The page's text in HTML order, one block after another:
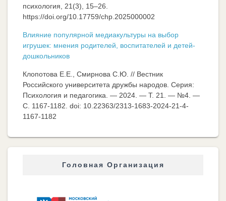
психология, 21(3), 15–26.
https://doi.org/10.17759/chp.2025000002
Влияние популярной медиакультуры на выбор
игрушек: мнения родителей, воспитателей и детей-
дошкольников
Клопотова Е.Е., Смирнова С.Ю. // Вестник
Российского университета дружбы народов. Серия:
Психология и педагогика. — 2024. — Т. 21. — №4. —
C. 1167-1182. doi: 10.22363/2313-1683-2024-21-4-
1167-1182
Головная Организация